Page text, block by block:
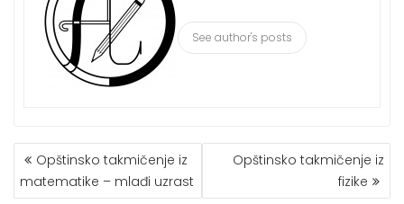
See author's posts
КРЕТАЊЕ
ЧЛАНКА
Opštinsko takmičenje iz
matematike – mlađi uzrast
Opštinsko takmičenje iz
fizike